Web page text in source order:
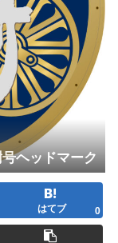
ヘッドマーク
はてブ 0